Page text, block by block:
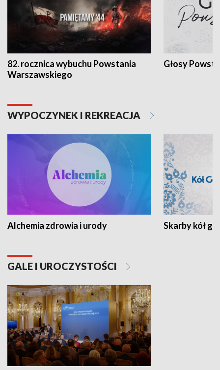
82. rocznica wybuchu Powstania
Warszawskiego
Głosy
WYPOCZYNEK I REKREACJA
Alchemia zdrowia i urody Skarby kół
GALE I UROCZYSTOŚCI